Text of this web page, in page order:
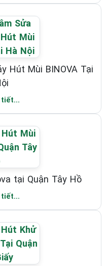
Hút Mùi BINOVA Tại
tại Quận Tây Hồ